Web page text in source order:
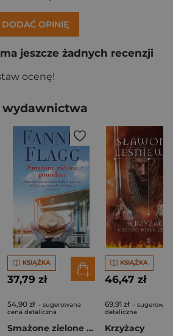
DODAĆ OPINIĘ
jeszcze żadnych recenzji
ocenę!
wydawnictwa
KSIĄŻKA
37,79 zł
54,90 zł - sugerowana
cena detaliczna
Smażone zielone pomidory wyd. 2026
KSIĄŻKA
46,47 zł
69,91 zł -
detaliczna
Krzyżacy